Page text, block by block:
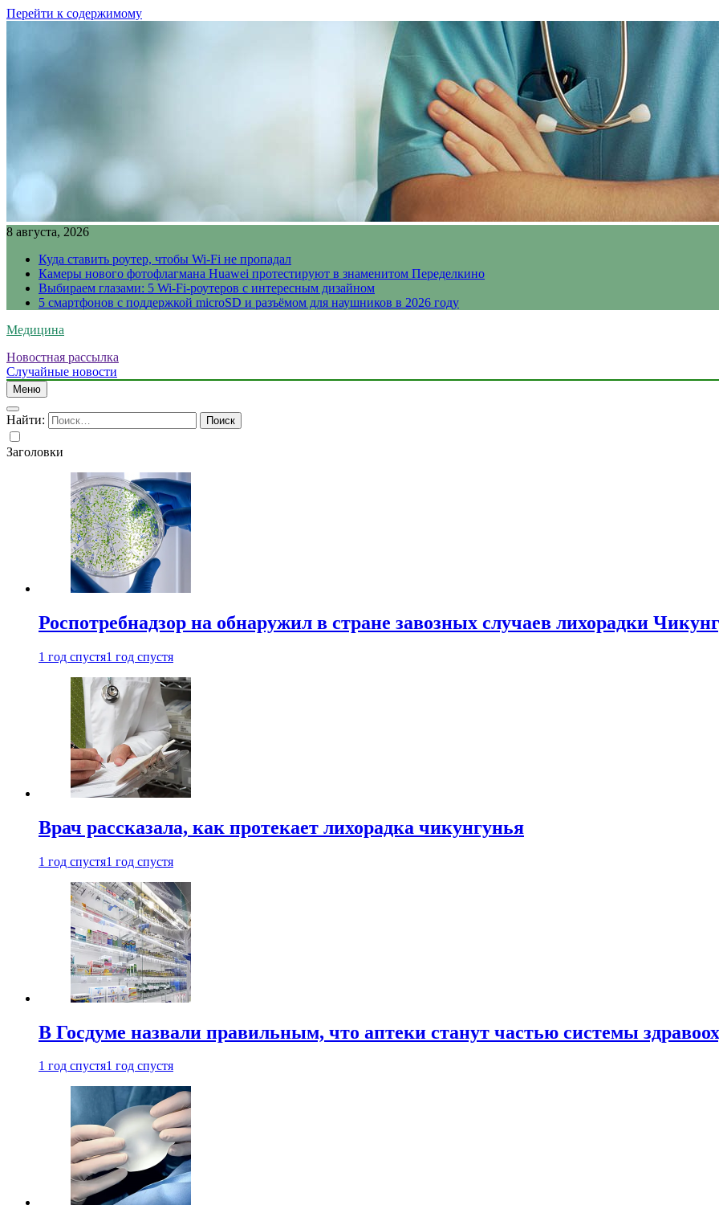
Перейти к содержимому
8 августа, 2026
Куда ставить роутер, чтобы Wi-Fi не пропадал
Камеры нового фотофлагмана Huawei протестируют в знаменитом Переделкино
Выбираем глазами: 5 Wi-Fi-роутеров с интересным дизайном
5 смартфонов с поддержкой microSD и разъёмом для наушников в 2026 году
Медицина
Новостная рассылка
Случайные новости
Меню
Найти:
Заголовки
Роспотребнадзор на обнаружил в стране завозных случаев лихорадки
1 год спустя1 год спустя
Врач рассказала, как протекает лихорадка чикунгунья
1 год спустя1 год спустя
В Госдуме назвали правильным, что аптеки станут частью системы
1 год спустя1 год спустя